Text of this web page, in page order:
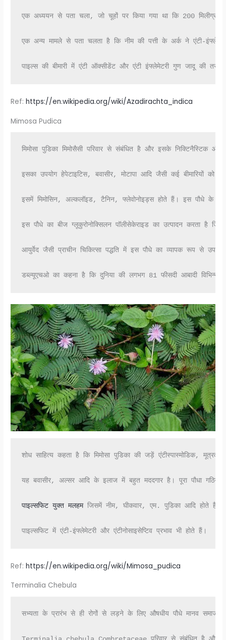
एक अध्ययन से पता चला, जो चूहों पर किया गया था कि 200 मिलीग्राम
एक अन्य मामले से पता चलता है कि नीम की पत्ती के अर्क ने एंटी-
पाइल्स की बीमारी में एंटी ऑक्सीडेंट और एंटी इंफ्लेमेटरी गुण जादू की
Ref:https://en.wikipedia.org/wiki/Azadirachta_indica
Mimosa Pudica
मिमोसा पुडिका मिमोसैसी परिवार से संबंधित है और इसके निक्टिनैस्टिक
इसका उपयोग हेपेटाइटिस, बवासीर, मोटापा आदि जैसी कई बीमारियों
इसमें मिमोसिन, अल्कलॉइड, टैनिन, फ्लेवोनोइड्स होते हैं। इस पौधे के
इस पौधे का बीज ग्लूकुरोनोक्सिलन पॉलीसेकेराइड का उत्पादन करता है
आयुर्वेद जैसी प्राचीन चिकित्सा पद्धति में इस पौधे का व्यापक रूप से
डब्ल्यूएचओ का कहना है कि दुनिया की लगभग 81 फीसदी आबादी
शोध साहित्य कहता है कि मिमोसा पुडिका की जड़ें एंटीस्पास्मोडिक,
यह बवासीर, अल्सर आदि के इलाज में बहुत मददगार है। पूरा पौधा
पाइल्सफिट युक्त मलहम जिसमें नीम, घीकवार, एम. पुडिका आदि होते हैं,
पाइल्सफिट में एंटी-इंफ्लेमेटरी और एंटीनोसाइसेप्टिव प्रभाव भी होते हैं।
Ref:https://en.wikipedia.org/wiki/Mimosa_pudica
Terminalia Chebula
सभ्यता के प्रारंभ से ही रोगों से लड़ने के लिए औषधीय पौधे मानव समाज